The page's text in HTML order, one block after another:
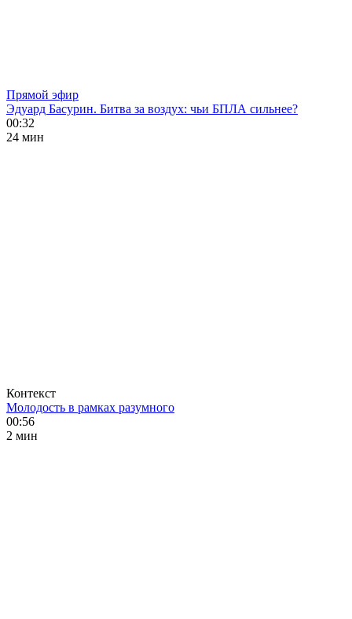
Прямой эфир
Эдуард Басурин. Битва за воздух: чьи БПЛА сильнее?
00:32
24 мин
Контекст
Молодость в рамках разумного
00:56
2 мин